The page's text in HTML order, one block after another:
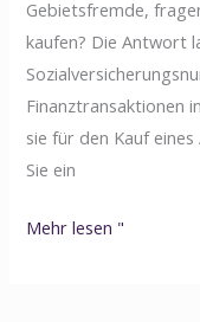
Gebietsfremde,
kaufen? Die Antwort
Finanztransaktionen
sie für den Kauf
Sie ein
Mehr lesen "